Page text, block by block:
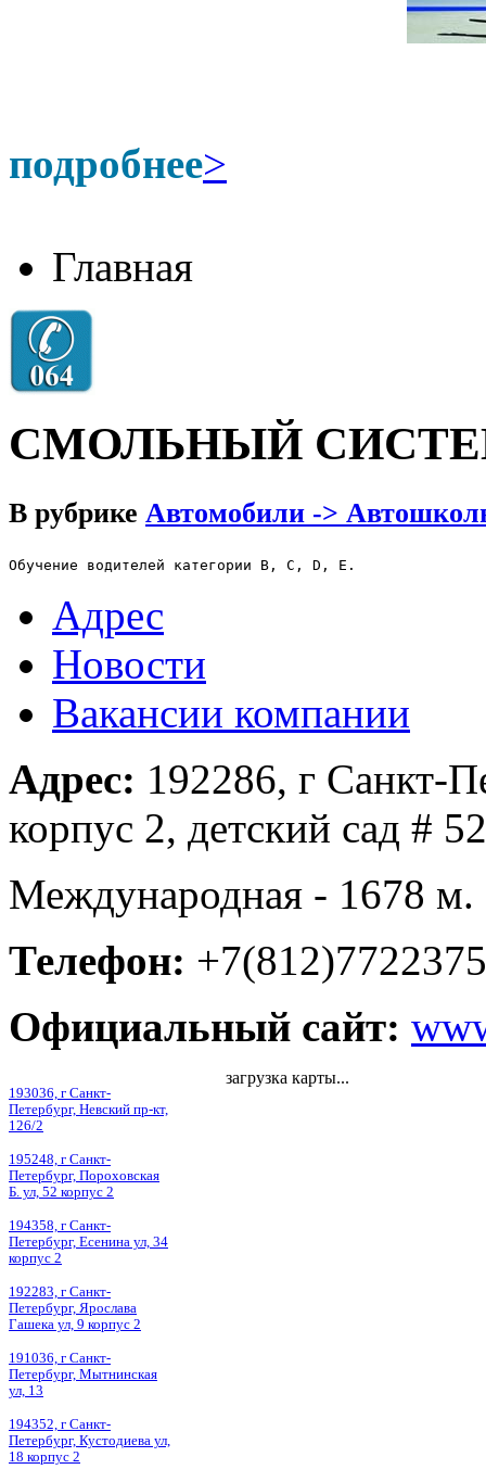
подробнее>
Главная
СМОЛЬНЫЙ
В рубрике Автомобили ->
Обучение водителей категории В, С, D, E.
Адрес
Новости
Вакансии компании
Адрес: 192286, г Санкт-
корпус 2, детский сад # 52
Международная - 1678 м.
Телефон: +7(812)7722375
Официальный сайт:
193036, г Санкт-
Петербург, Невский пр-кт,
126/2
195248, г Санкт-
Петербург, Пороховская
Б. ул, 52 корпус 2
194358, г Санкт-
Петербург, Есенина ул, 34
корпус 2
192283, г Санкт-
Петербург, Ярослава
Гашека ул, 9 корпус 2
191036, г Санкт-
Петербург, Мытнинская
ул, 13
194352, г Санкт-
Петербург, Кустодиева ул,
18 корпус 2
загрузка карты...